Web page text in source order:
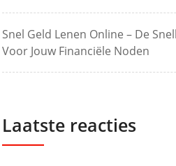
Snel Geld Lenen Online – De
Voor Jouw Financiële Noden
Laatste reacties